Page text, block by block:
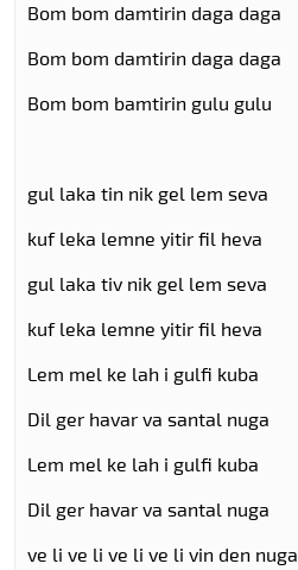
Bom bom damtirin daga daga
Bom bom damtirin daga daga
Bom bom bamtirin gulu gulu
gul laka tin nik gel lem seva
kuf leka lemne yitir fil heva
gul laka tiv nik gel lem seva
kuf leka lemne yitir fil heva
Lem mel ke lah i gulfi kuba
Dil ger havar va santal nuga
Lem mel ke lah i gulfi kuba
Dil ger havar va santal nuga
ve li ve li ve li ve li vin den nuga